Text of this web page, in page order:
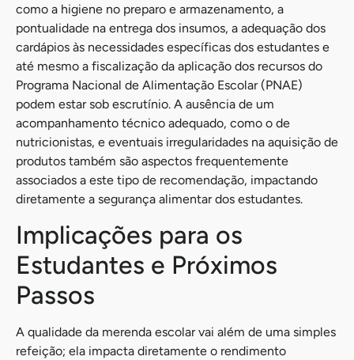
como a higiene no preparo e armazenamento, a
pontualidade na entrega dos insumos, a adequação dos
cardápios às necessidades específicas dos estudantes e
até mesmo a fiscalização da aplicação dos recursos do
Programa Nacional de Alimentação Escolar (PNAE)
podem estar sob escrutínio. A ausência de um
acompanhamento técnico adequado, como o de
nutricionistas, e eventuais irregularidades na aquisição de
produtos também são aspectos frequentemente
associados a este tipo de recomendação, impactando
diretamente a segurança alimentar dos estudantes.
Implicações para os
Estudantes e Próximos
Passos
A qualidade da merenda escolar vai além de uma simples
refeição; ela impacta diretamente o rendimento